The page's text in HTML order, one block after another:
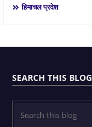
हिमाचल प्रदेश
SEARCH THIS BLOG